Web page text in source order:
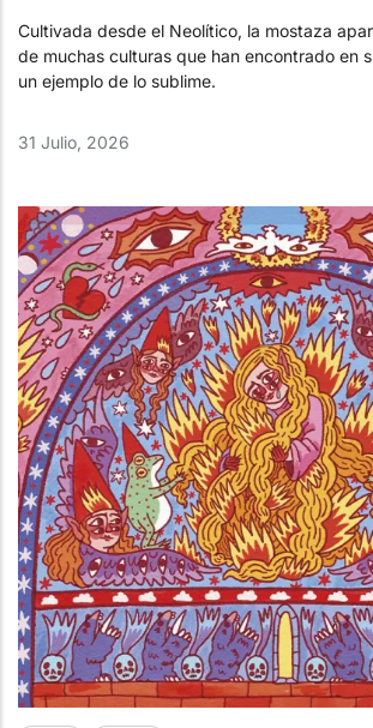
Cultivada desde el Neolítico, la mostaza
de muchas culturas que han encontrado en
un ejemplo de lo sublime.
31 Julio, 2026